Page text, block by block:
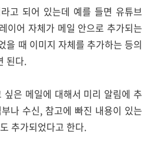
고 되어 있는데 예를 들면 유튜브
이어 자체가 메일 안으로 추가되는
을 때 이미지 자체를 추가하는 등의
된다.
은 메일에 대해서 미리 알림에 추
나 수신, 참고에 빠진 내용이 있는
추가되었다고 한다.